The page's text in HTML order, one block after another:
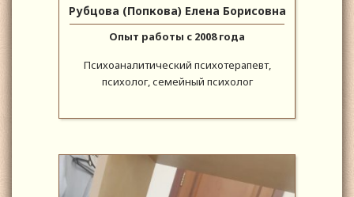
Рубцова (Попкова) Елена Борисовна
Опыт работы с 2008 года
Психоаналитический психотерапевт,
психолог, семейный психолог